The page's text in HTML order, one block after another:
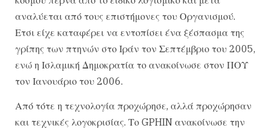
αναλύεται από τους επιστήμονες του Οργανισμού.
Ετσι είχε καταφέρει να εντοπίσει ένα ξέσπασμα της
γρίπης των πτηνών στο Ιράν τον Σεπτέμβριο του 2005,
ενώ η Ισλαμική Δημοκρατία το ανακοίνωσε στον ΠΟΥ
τον Ιανουάριο του 2006.
Από τότε η τεχνολογία προχώρησε, αλλά προχώρησαν
και τεχνικές λογοκρισίας. Το GPHIN ανακοίνωσε την